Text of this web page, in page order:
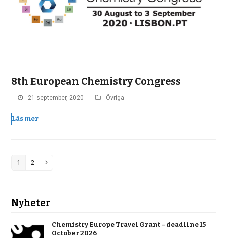
8th European Chemistry Congress
21 september, 2020 Övriga
Läs mer
Page
1 Page
2 Next
Nyheter
Chemistry Europe Travel Grant – deadline 15
October 2026